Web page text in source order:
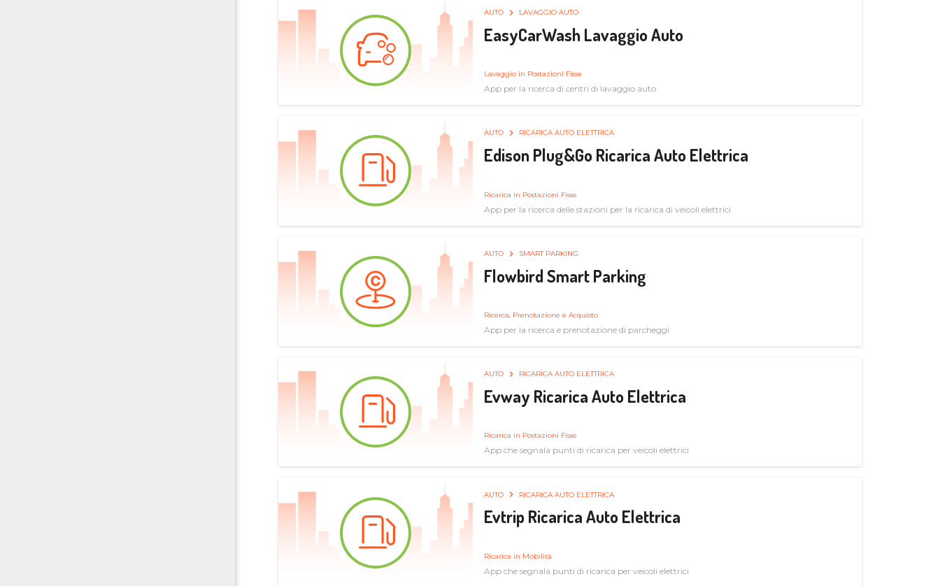
AUTO LAVAGGIO AUTO
EasyCarWash Lavaggio Auto
Lavaggio in Postazioni Fisse
App per la ricerca di centri di lavaggio auto
AUTO RICARICA AUTO ELETTRICA
Edison Plug&Go Ricarica Auto Elettrica
Ricarica in Postazioni Fisse
App per la ricerca delle stazioni per la ricarica di veicoli elettrici
AUTO SMART PARKING
Flowbird Smart Parking
Ricerca, Prenotazione e Acquisto
App per la ricerca e prenotazione di parcheggi
AUTO RICARICA AUTO ELETTRICA
Evway Ricarica Auto Elettrica
Ricarica in Postazioni Fisse
App che segnala punti di ricarica per veicoli elettrici
AUTO RICARICA AUTO ELETTRICA
Evtrip Ricarica Auto Elettrica
Ricarica in Mobilità
App che segnala punti di ricarica per veicoli elettrici